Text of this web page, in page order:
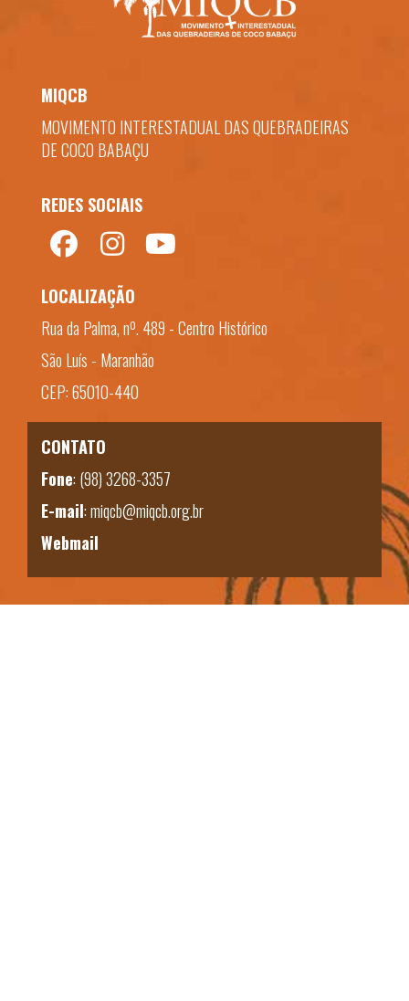
MIQCB
MOVIMENTO INTERESTADUAL DAS QUEBRADEIRAS
DE COCO BABAÇU
REDES SOCIAIS
LOCALIZAÇÃO
Rua da Palma, nº. 489 - Centro Histórico
São Luís - Maranhão
CEP: 65010-440
CONTATO
Fone: (98) 3268-3357
E-mail:miqcb@miqcb.org.br
Webmail